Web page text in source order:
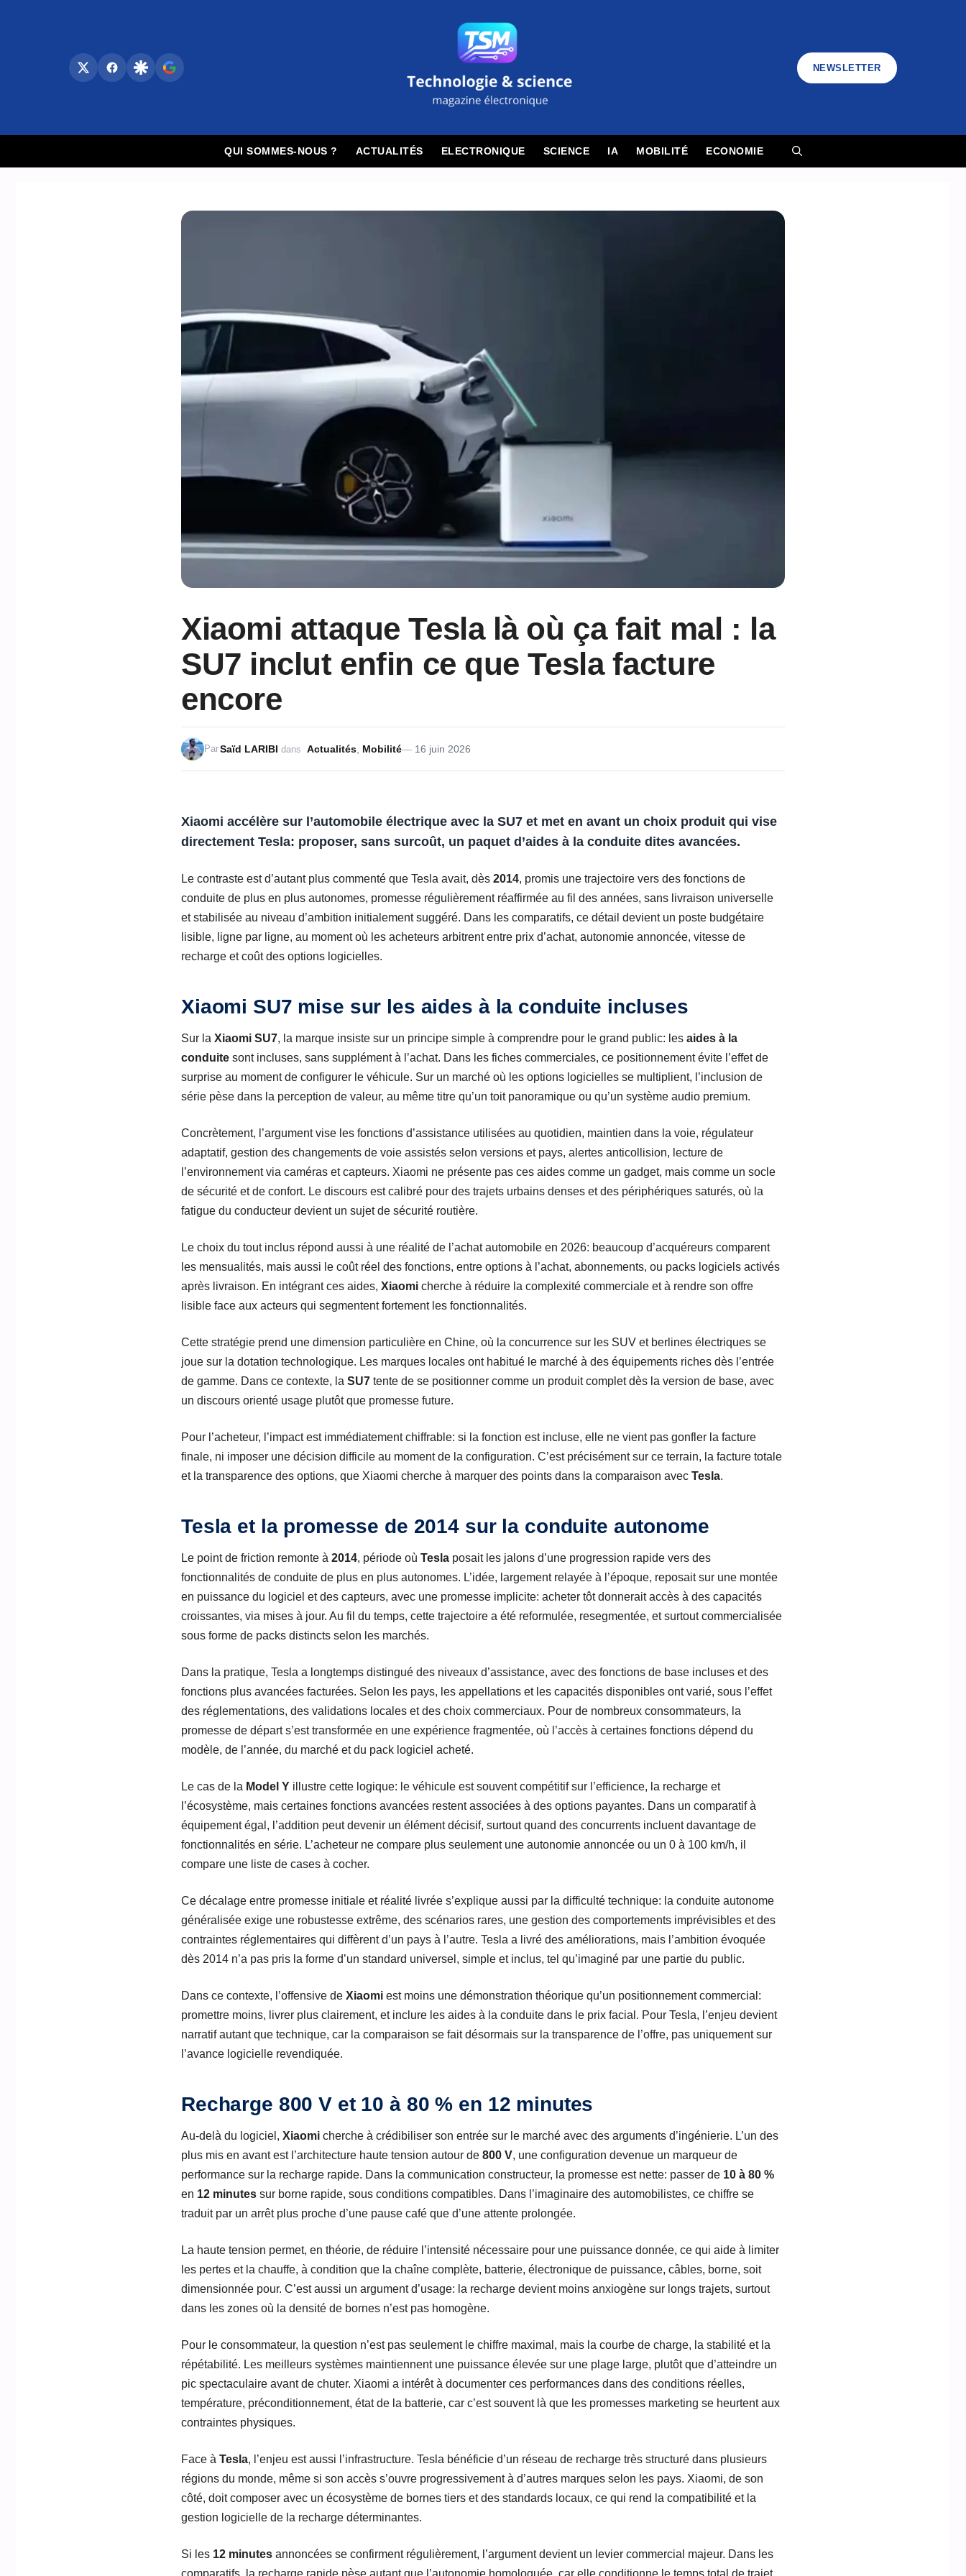
NEWSLETTER
QUI SOMMES-NOUS ? ACTUALITÉS ELECTRONIQUE SCIENCE IA MOBILITÉ ECONOMIE
Xiaomi attaque Tesla là où ça fait mal : la
SU7 inclut enfin ce que Tesla facture
encore
16 juin 2026
ParSaïd LARIBI dans Actualités Mobilité
Xiaomi accélère sur l’automobile électrique avec la SU7 et met en avant un choix produit qui vise
directement Tesla: proposer, sans surcoût, un paquet d’aides à la conduite dites avancées.
Le contraste est d’autant plus commenté que Tesla avait, dès 2014, promis une trajectoire vers des fonctions de
conduite de plus en plus autonomes, promesse régulièrement réaffirmée au fil des années, sans livraison universelle
et stabilisée au niveau d’ambition initialement suggéré. Dans les comparatifs, ce détail devient un poste budgétaire
lisible, ligne par ligne, au moment où les acheteurs arbitrent entre prix d’achat, autonomie annoncée, vitesse de
recharge et coût des options logicielles.
Xiaomi SU7 mise sur les aides à la conduite incluses
Sur la Xiaomi SU7, la marque insiste sur un principe simple à comprendre pour le grand public: les aides à la
conduite sont incluses, sans supplément à l’achat. Dans les fiches commerciales, ce positionnement évite l’effet de
surprise au moment de configurer le véhicule. Sur un marché où les options logicielles se multiplient, l’inclusion de
série pèse dans la perception de valeur, au même titre qu’un toit panoramique ou qu’un système audio premium.
Concrètement, l’argument vise les fonctions d’assistance utilisées au quotidien, maintien dans la voie, régulateur
adaptatif, gestion des changements de voie assistés selon versions et pays, alertes anticollision, lecture de
l’environnement via caméras et capteurs. Xiaomi ne présente pas ces aides comme un gadget, mais comme un socle
de sécurité et de confort. Le discours est calibré pour des trajets urbains denses et des périphériques saturés, où la
fatigue du conducteur devient un sujet de sécurité routière.
Le choix du tout inclus répond aussi à une réalité de l’achat automobile en 2026: beaucoup d’acquéreurs comparent
les mensualités, mais aussi le coût réel des fonctions, entre options à l’achat, abonnements, ou packs logiciels activés
après livraison. En intégrant ces aides, Xiaomi cherche à réduire la complexité commerciale et à rendre son offre
lisible face aux acteurs qui segmentent fortement les fonctionnalités.
Cette stratégie prend une dimension particulière en Chine, où la concurrence sur les SUV et berlines électriques se
joue sur la dotation technologique. Les marques locales ont habitué le marché à des équipements riches dès l’entrée
de gamme. Dans ce contexte, la SU7 tente de se positionner comme un produit complet dès la version de base, avec
un discours orienté usage plutôt que promesse future.
Pour l’acheteur, l’impact est immédiatement chiffrable: si la fonction est incluse, elle ne vient pas gonfler la facture
finale, ni imposer une décision difficile au moment de la configuration. C’est précisément sur ce terrain, la facture totale
et la transparence des options, que Xiaomi cherche à marquer des points dans la comparaison avec Tesla.
Tesla et la promesse de 2014 sur la conduite autonome
Le point de friction remonte à 2014, période où Tesla posait les jalons d’une progression rapide vers des
fonctionnalités de conduite de plus en plus autonomes. L’idée, largement relayée à l’époque, reposait sur une montée
en puissance du logiciel et des capteurs, avec une promesse implicite: acheter tôt donnerait accès à des capacités
croissantes, via mises à jour. Au fil du temps, cette trajectoire a été reformulée, resegmentée, et surtout commercialisée
sous forme de packs distincts selon les marchés.
Dans la pratique, Tesla a longtemps distingué des niveaux d’assistance, avec des fonctions de base incluses et des
fonctions plus avancées facturées. Selon les pays, les appellations et les capacités disponibles ont varié, sous l’effet
des réglementations, des validations locales et des choix commerciaux. Pour de nombreux consommateurs, la
promesse de départ s’est transformée en une expérience fragmentée, où l’accès à certaines fonctions dépend du
modèle, de l’année, du marché et du pack logiciel acheté.
Le cas de la Model Y illustre cette logique: le véhicule est souvent compétitif sur l’efficience, la recharge et
l’écosystème, mais certaines fonctions avancées restent associées à des options payantes. Dans un comparatif à
équipement égal, l’addition peut devenir un élément décisif, surtout quand des concurrents incluent davantage de
fonctionnalités en série. L’acheteur ne compare plus seulement une autonomie annoncée ou un 0 à 100 km/h, il
compare une liste de cases à cocher.
Ce décalage entre promesse initiale et réalité livrée s’explique aussi par la difficulté technique: la conduite autonome
généralisée exige une robustesse extrême, des scénarios rares, une gestion des comportements imprévisibles et des
contraintes réglementaires qui diffèrent d’un pays à l’autre. Tesla a livré des améliorations, mais l’ambition évoquée
dès 2014 n’a pas pris la forme d’un standard universel, simple et inclus, tel qu’imaginé par une partie du public.
Dans ce contexte, l’offensive de Xiaomi est moins une démonstration théorique qu’un positionnement commercial:
promettre moins, livrer plus clairement, et inclure les aides à la conduite dans le prix facial. Pour Tesla, l’enjeu devient
narratif autant que technique, car la comparaison se fait désormais sur la transparence de l’offre, pas uniquement sur
l’avance logicielle revendiquée.
Recharge 800 V et 10 à 80 % en 12 minutes
Au-delà du logiciel, Xiaomi cherche à crédibiliser son entrée sur le marché avec des arguments d’ingénierie. L’un des
plus mis en avant est l’architecture haute tension autour de 800 V, une configuration devenue un marqueur de
performance sur la recharge rapide. Dans la communication constructeur, la promesse est nette: passer de 10 à 80 %
en 12 minutes sur borne rapide, sous conditions compatibles. Dans l’imaginaire des automobilistes, ce chiffre se
traduit par un arrêt plus proche d’une pause café que d’une attente prolongée.
La haute tension permet, en théorie, de réduire l’intensité nécessaire pour une puissance donnée, ce qui aide à limiter
les pertes et la chauffe, à condition que la chaîne complète, batterie, électronique de puissance, câbles, borne, soit
dimensionnée pour. C’est aussi un argument d’usage: la recharge devient moins anxiogène sur longs trajets, surtout
dans les zones où la densité de bornes n’est pas homogène.
Pour le consommateur, la question n’est pas seulement le chiffre maximal, mais la courbe de charge, la stabilité et la
répétabilité. Les meilleurs systèmes maintiennent une puissance élevée sur une plage large, plutôt que d’atteindre un
pic spectaculaire avant de chuter. Xiaomi a intérêt à documenter ces performances dans des conditions réelles,
température, préconditionnement, état de la batterie, car c’est souvent là que les promesses marketing se heurtent aux
contraintes physiques.
Face à Tesla, l’enjeu est aussi l’infrastructure. Tesla bénéficie d’un réseau de recharge très structuré dans plusieurs
régions du monde, même si son accès s’ouvre progressivement à d’autres marques selon les pays. Xiaomi, de son
côté, doit composer avec un écosystème de bornes tiers et des standards locaux, ce qui rend la compatibilité et la
gestion logicielle de la recharge déterminantes.
Si les 12 minutes annoncées se confirment régulièrement, l’argument devient un levier commercial majeur. Dans les
comparatifs, la recharge rapide pèse autant que l’autonomie homologuée, car elle conditionne le temps total de trajet.